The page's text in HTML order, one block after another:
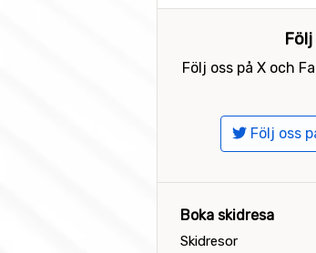
Följ oss på X och
Följ oss
Boka skidresa
Skidresor